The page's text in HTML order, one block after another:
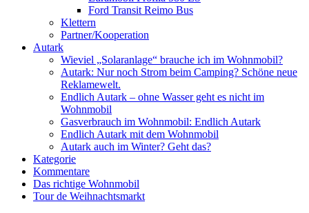
Ford Transit Reimo Bus
Klettern
Partner/Kooperation
Autark
Wieviel „Solaranlage“ brauche ich im Wohnmobil?
Autark: Nur noch Strom beim Camping? Schöne neue
Reklamewelt.
Endlich Autark – ohne Wasser geht es nicht im
Wohnmobil
Gasverbrauch im Wohnmobil: Endlich Autark
Endlich Autark mit dem Wohnmobil
Autark auch im Winter? Geht das?
Kategorie
Kommentare
Das richtige Wohnmobil
Tour de Weihnachtsmarkt